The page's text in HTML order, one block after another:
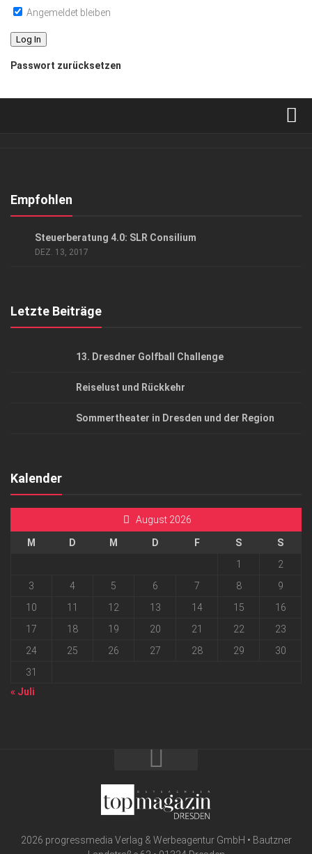
Angemeldet bleiben
Passwort zurücksetzen
Kontakt, Impressum
Empfohlen
Steuerberatung 4.0: SLR Consilium
DEZ. 13, 2017
Letzte Beiträge
13. Dresdner Golfball Challenge
Reiselust und Rückkehr
Sommertheater in Dresden und der Region
Kalender
August 2026
M D M D F S
S
1
2
3
4 5 6 7 8
9
10
11 12 13 14 15
16
17
18 19 20 21 22
23
24
25 26 27 28 29
30
31
« Juli
2026 progressmedia Verlag & Werbeagentur GmbH • Bautzner